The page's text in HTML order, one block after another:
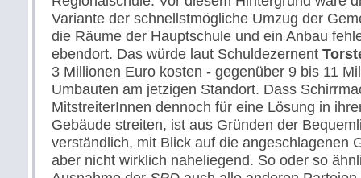
Variante der schnellstmögliche Umzug der
die Räume der Hauptschule und ein Anbau
ebendort. Das würde laut Schuldezernent
3 Millionen Euro kosten - gegenüber 9 bis 11
Umbauten am jetzigen Standort. Dass
MitstreiterInnen dennoch für eine Lösung in
Gebäude streiten, ist aus Gründen der
verständlich, mit Blick auf die angeschlagenen
aber nicht wirklich naheliegend. So oder so